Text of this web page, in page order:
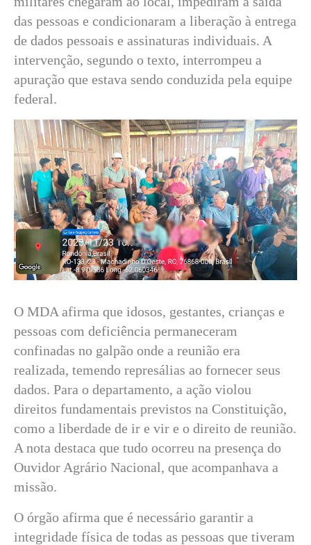
das pessoas e condicionaram a liberação à entrega
de dados pessoais e assinaturas individuais. A
intervenção, segundo o texto, interrompeu a
apuração que estava sendo conduzida pela equipe
federal.
O MDA afirma que idosos, gestantes, crianças e
pessoas com deficiência permaneceram
confinadas no galpão onde a reunião era
realizada, temendo represálias ao fornecer seus
dados. Para o departamento, a ação violou
direitos fundamentais previstos na Constituição,
como a liberdade de ir e vir e o direito de reunião.
A nota destaca que tudo ocorreu na presença do
Ouvidor Agrário Nacional, que acompanhava a
missão.
O órgão afirma que é necessário garantir a
integridade física de todas as pessoas que tiveram